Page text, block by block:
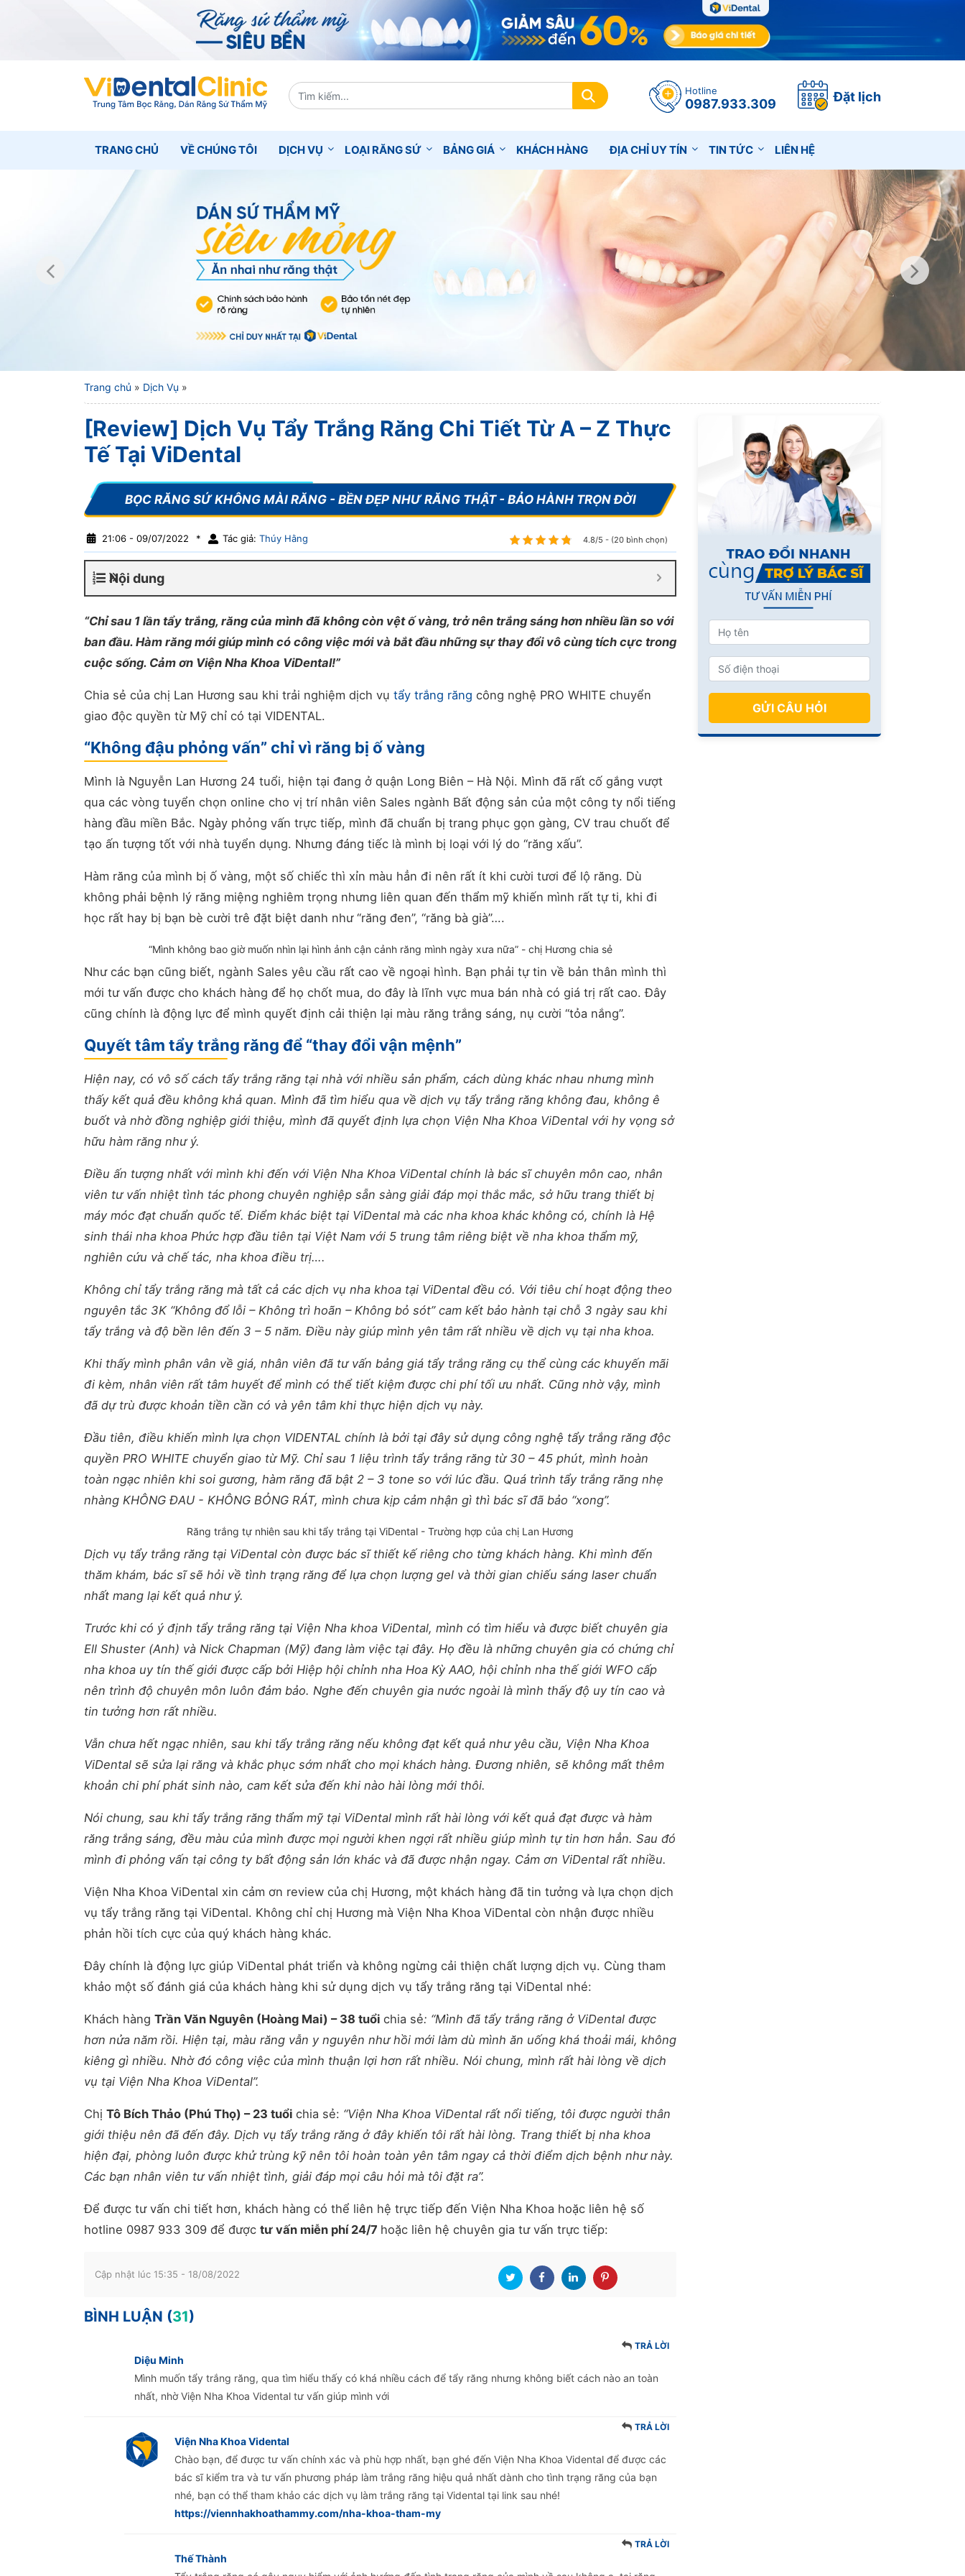
Hotline
0987.933.309 Đặt lịch
TRANG CHỦ VỀ CHÚNG TÔI DỊCH VỤ LOẠI RĂNG SỨ BẢNG GIÁ KHÁCH HÀNG ĐỊA CHỈ UY TÍN TIN TỨC LIÊN HỆ
Trang chủ » Dịch Vụ »
[Review] Dịch Vụ Tẩy Trắng Răng Chi Tiết Từ A – Z Thực
Tế Tại ViDental
21:06 - 09/07/2022 * Tác giả: Thúy Hằng 4.8/5 - (20 bình chọn)
Nội dung
“Chỉ sau 1 lần tẩy trắng, răng của mình đã không còn vệt ố vàng, trở nên trắng sáng hơn nhiều lần so với
ban đầu. Hàm răng mới giúp mình có công việc mới và bắt đầu những sự thay đổi vô cùng tích cực trong
cuộc sống. Cảm ơn Viện Nha Khoa ViDental!”
Chia sẻ của chị Lan Hương sau khi trải nghiệm dịch vụ tẩy trắng răng công nghệ PRO WHITE chuyển
giao độc quyền từ Mỹ chỉ có tại VIDENTAL.
“Không đậu phỏng vấn” chỉ vì răng bị ố vàng
Mình là Nguyễn Lan Hương 24 tuổi, hiện tại đang ở quận Long Biên – Hà Nội. Mình đã rất cố gắng vượt
qua các vòng tuyển chọn online cho vị trí nhân viên Sales ngành Bất động sản của một công ty nổi tiếng
hàng đầu miền Bắc. Ngày phỏng vấn trực tiếp, mình đã chuẩn bị trang phục gọn gàng, CV trau chuốt để
tạo ấn tượng tốt với nhà tuyển dụng. Nhưng đáng tiếc là mình bị loại với lý do “răng xấu”.
Hàm răng của mình bị ố vàng, một số chiếc thì xỉn màu hẳn đi nên rất ít khi cười tươi để lộ răng. Dù
không phải bệnh lý răng miệng nghiêm trọng nhưng liên quan đến thẩm mỹ khiến mình rất tự ti, khi đi
học rất hay bị bạn bè cười trê đặt biệt danh như “răng đen”, “răng bà già”….
“Mình không bao giờ muốn nhìn lại hình ảnh cận cảnh răng mình ngày xưa nữa” - chị Hương chia sẻ
Như các bạn cũng biết, ngành Sales yêu cầu rất cao về ngoại hình. Bạn phải tự tin về bản thân mình thì
mới tư vấn được cho khách hàng để họ chốt mua, do đây là lĩnh vực mua bán nhà có giá trị rất cao. Đây
cũng chính là động lực để mình quyết định cải thiện lại màu răng trắng sáng, nụ cười “tỏa nắng”.
Quyết tâm tẩy trắng răng để “thay đổi vận mệnh”
Hiện nay, có vô số cách tẩy trắng răng tại nhà với nhiều sản phẩm, cách dùng khác nhau nhưng mình
thấy kết quả đều không khả quan. Mình đã tìm hiểu qua về dịch vụ tẩy trắng răng không đau, không ê
buốt và nhờ đồng nghiệp giới thiệu, mình đã quyết định lựa chọn Viện Nha Khoa ViDental với hy vọng sở
hữu hàm răng như ý.
Điều ấn tượng nhất với mình khi đến với Viện Nha Khoa ViDental chính là bác sĩ chuyên môn cao, nhân
viên tư vấn nhiệt tình tác phong chuyên nghiệp sẵn sàng giải đáp mọi thắc mắc, sở hữu trang thiết bị
máy móc đạt chuẩn quốc tế. Điểm khác biệt tại ViDental mà các nha khoa khác không có, chính là Hệ
sinh thái nha khoa Phức hợp đầu tiên tại Việt Nam với 5 trung tâm riêng biệt về nha khoa thẩm mỹ,
nghiên cứu và chế tác, nha khoa điều trị….
Không chỉ tẩy trắng răng mà tất cả các dịch vụ nha khoa tại ViDental đều có. Với tiêu chí hoạt động theo
nguyên tắc 3K “Không đổ lỗi – Không trì hoãn – Không bỏ sót” cam kết bảo hành tại chỗ 3 ngày sau khi
tẩy trắng và độ bền lên đến 3 – 5 năm. Điều này giúp mình yên tâm rất nhiều về dịch vụ tại nha khoa.
Khi thấy mình phân vân về giá, nhân viên đã tư vấn bảng giá tẩy trắng răng cụ thể cùng các khuyến mãi
đi kèm, nhân viên rất tâm huyết để mình có thể tiết kiệm được chi phí tối ưu nhất. Cũng nhờ vậy, mình
đã dự trù được khoản tiền cần có và yên tâm khi thực hiện dịch vụ này.
Đầu tiên, điều khiến mình lựa chọn VIDENTAL chính là bởi tại đây sử dụng công nghệ tẩy trắng răng độc
quyền PRO WHITE chuyển giao từ Mỹ. Chỉ sau 1 liệu trình tẩy trắng răng từ 30 – 45 phút, mình hoàn
toàn ngạc nhiên khi soi gương, hàm răng đã bật 2 – 3 tone so với lúc đầu. Quá trình tẩy trắng răng nhẹ
nhàng KHÔNG ĐAU - KHÔNG BỎNG RÁT, mình chưa kịp cảm nhận gì thì bác sĩ đã bảo “xong”.
Răng trắng tự nhiên sau khi tẩy trắng tại ViDental - Trường hợp của chị Lan Hương
Dịch vụ tẩy trắng răng tại ViDental còn được bác sĩ thiết kế riêng cho từng khách hàng. Khi mình đến
thăm khám, bác sĩ sẽ hỏi về tình trạng răng để lựa chọn lượng gel và thời gian chiếu sáng laser chuẩn
nhất mang lại kết quả như ý.
Trước khi có ý định tẩy trắng răng tại Viện Nha khoa ViDental, mình có tìm hiểu và được biết chuyên gia
Ell Shuster (Anh) và Nick Chapman (Mỹ) đang làm việc tại đây. Họ đều là những chuyên gia có chứng chỉ
nha khoa uy tín thế giới được cấp bởi Hiệp hội chỉnh nha Hoa Kỳ AAO, hội chỉnh nha thế giới WFO cấp
nên trình độ chuyên môn luôn đảm bảo. Nghe đến chuyên gia nước ngoài là mình thấy độ uy tín cao và
tin tưởng hơn rất nhiều.
Vẫn chưa hết ngạc nhiên, sau khi tẩy trắng răng nếu không đạt kết quả như yêu cầu, Viện Nha Khoa
ViDental sẽ sửa lại răng và khắc phục sớm nhất cho mọi khách hàng. Đương nhiên, sẽ không mất thêm
khoản chi phí phát sinh nào, cam kết sửa đến khi nào hài lòng mới thôi.
Nói chung, sau khi tẩy trắng răng thẩm mỹ tại ViDental mình rất hài lòng với kết quả đạt được và hàm
răng trắng sáng, đều màu của mình được mọi người khen ngợi rất nhiều giúp mình tự tin hơn hẳn. Sau đó
mình đi phỏng vấn tại công ty bất động sản lớn khác và đã được nhận ngay. Cảm ơn ViDental rất nhiều.
Viện Nha Khoa ViDental xin cảm ơn review của chị Hương, một khách hàng đã tin tưởng và lựa chọn dịch
vụ tẩy trắng răng tại ViDental. Không chỉ chị Hương mà Viện Nha Khoa ViDental còn nhận được nhiều
phản hồi tích cực của quý khách hàng khác.
Đây chính là động lực giúp ViDental phát triển và không ngừng cải thiện chất lượng dịch vụ. Cùng tham
khảo một số đánh giá của khách hàng khi sử dụng dịch vụ tẩy trắng răng tại ViDental nhé:
Khách hàng Trần Văn Nguyên (Hoàng Mai) – 38 tuổi chia sẻ: “Mình đã tẩy trắng răng ở ViDental được
hơn nửa năm rồi. Hiện tại, màu răng vẫn y nguyên như hồi mới làm dù mình ăn uống khá thoải mái, không
kiêng gì nhiều. Nhờ đó công việc của mình thuận lợi hơn rất nhiều. Nói chung, mình rất hài lòng về dịch
vụ tại Viện Nha Khoa ViDental”.
Chị Tô Bích Thảo (Phú Thọ) – 23 tuổi chia sẻ: “Viện Nha Khoa ViDental rất nổi tiếng, tôi được người thân
giới thiệu nên đã đến đây. Dịch vụ tẩy trắng răng ở đây khiến tôi rất hài lòng. Trang thiết bị nha khoa
hiện đại, phòng luôn được khử trùng kỹ nên tôi hoàn toàn yên tâm ngay cả thời điểm dịch bệnh như này.
Các bạn nhân viên tư vấn nhiệt tình, giải đáp mọi câu hỏi mà tôi đặt ra”.
Để được tư vấn chi tiết hơn, khách hàng có thể liên hệ trực tiếp đến Viện Nha Khoa hoặc liên hệ số
hotline 0987 933 309 để được tư vấn miễn phí 24/7 hoặc liên hệ chuyên gia tư vấn trực tiếp:
Cập nhật lúc 15:35 - 18/08/2022
BÌNH LUẬN (31)
Diệu Minh
TRẢ LỜI
Mình muốn tẩy trắng răng, qua tìm hiểu thấy có khá nhiều cách để tẩy răng nhưng không biết cách nào an toàn
nhất, nhờ Viện Nha Khoa Vidental tư vấn giúp mình với
Viện Nha Khoa Vidental
TRẢ LỜI
Chào bạn, để được tư vấn chính xác và phù hợp nhất, bạn ghé đến Viện Nha Khoa Vidental để được các
bác sĩ kiểm tra và tư vấn phương pháp làm trắng răng hiệu quả nhất dành cho tình trạng răng của bạn
nhé, bạn có thể tham khảo các dịch vụ làm trắng răng tại Vidental tại link sau nhé!
https://viennhakhoathammy.com/nha-khoa-tham-my
Thế Thành
TRẢ LỜI
GỬI CÂU HỎI